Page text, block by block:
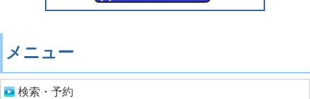
メニュー
検索・予約